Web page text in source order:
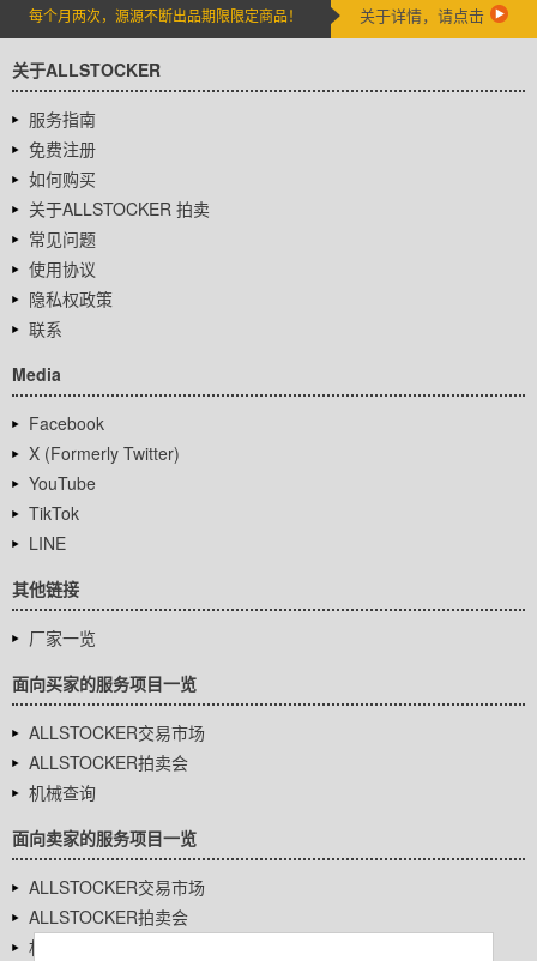
每个月两次，源源不断出品期限限定商品！ 关于详情，请点击
关于ALLSTOCKER
服务指南
免费注册
如何购买
关于ALLSTOCKER 拍卖
常见问题
使用协议
隐私权政策
联系
Media
Facebook
X (Formerly Twitter)
YouTube
TikTok
LINE
其他链接
厂家一览
面向买家的服务项目一览
ALLSTOCKER交易市场
ALLSTOCKER拍卖会
机械查询
面向卖家的服务项目一览
ALLSTOCKER交易市场
ALLSTOCKER拍卖会
机械查询